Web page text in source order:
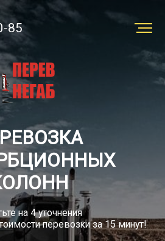
8 (800) 505-40-85
Заказать
85
на 4 уточнения
перевозки за 15 минут!